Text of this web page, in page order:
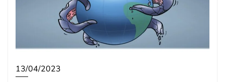
13/04/2023